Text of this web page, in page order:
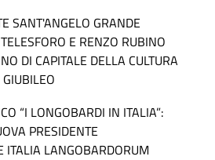
SANT'ANGELO GRANDE
E RENZO RUBINO
DI CAPITALE DELLA CULTURA
“I LONGOBARDI IN ITALIA”:
PRESIDENTE
ITALIA LANGOBARDORUM